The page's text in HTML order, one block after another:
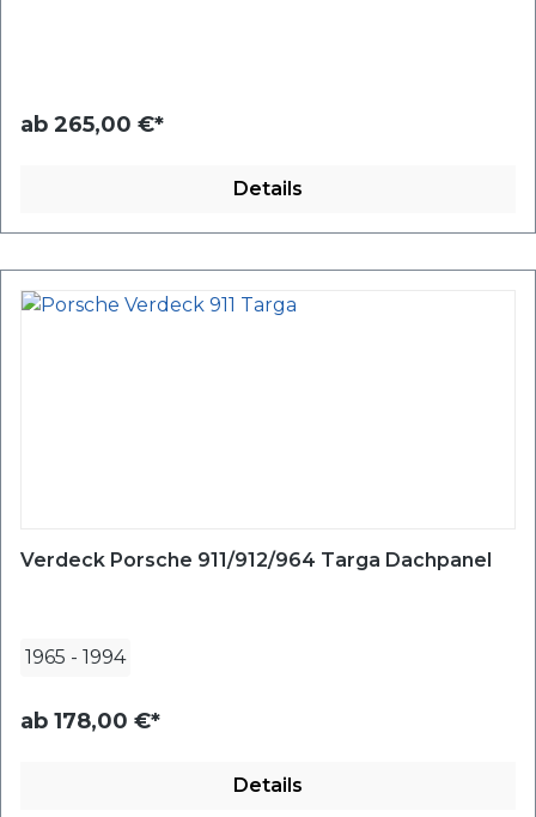
ab 265,00 €*
Details
Verdeck Porsche 911/912/964 Targa Dachpanel
1965 - 1994
ab 178,00 €*
Details